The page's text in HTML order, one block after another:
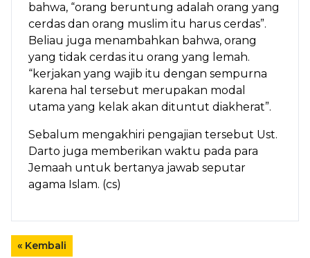
bahwa, “orang beruntung adalah orang yang
cerdas dan orang muslim itu harus cerdas”.
Beliau juga menambahkan bahwa, orang
yang tidak cerdas itu orang yang lemah.
“kerjakan yang wajib itu dengan sempurna
karena hal tersebut merupakan modal
utama yang kelak akan dituntut diakherat”.
Sebalum mengakhiri pengajian tersebut Ust.
Darto juga memberikan waktu pada para
Jemaah untuk bertanya jawab seputar
agama Islam. (cs)
« Kembali